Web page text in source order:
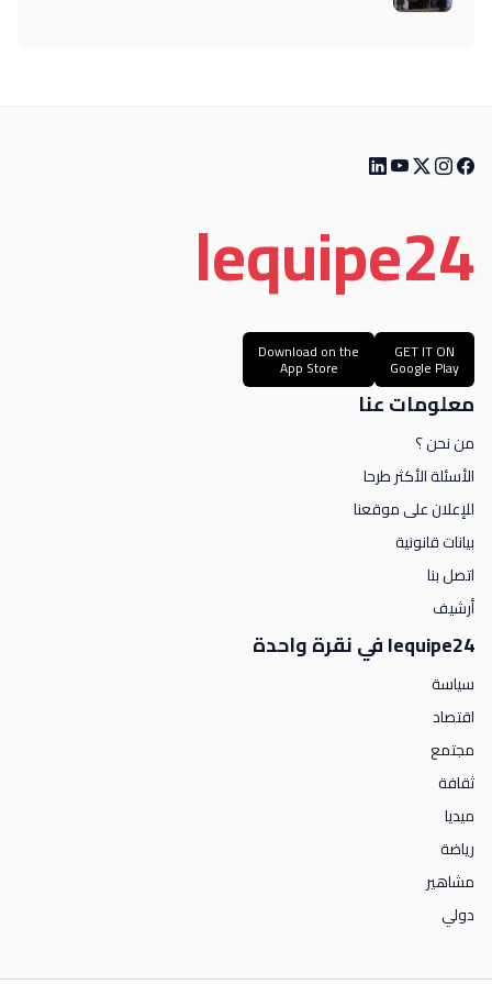
lequipe24
GET IT ON
Google Play
Download on the
App Store
معلومات عنا
من نحن ؟
الأسئلة الأكثر طرحا
للإعلان على موقعنا
بيانات قانونية
اتصل بنا
أرشيف
lequipe24 في نقرة واحدة
سياسة
اقتصاد
مجتمع
ثقافة
ميديا
رياضة
مشاهير
دولي